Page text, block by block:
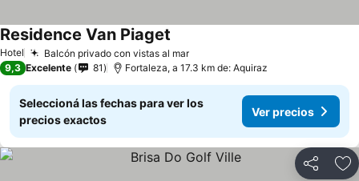
Hotel Balcón privado con vistas al marVer precios
Residence Van Piaget
9,3 Excelente 81 Fortaleza, a 17.3 km de: Aquiraz
Seleccioná las fechas para ver los
precios exactos
Ver precios
Compartir